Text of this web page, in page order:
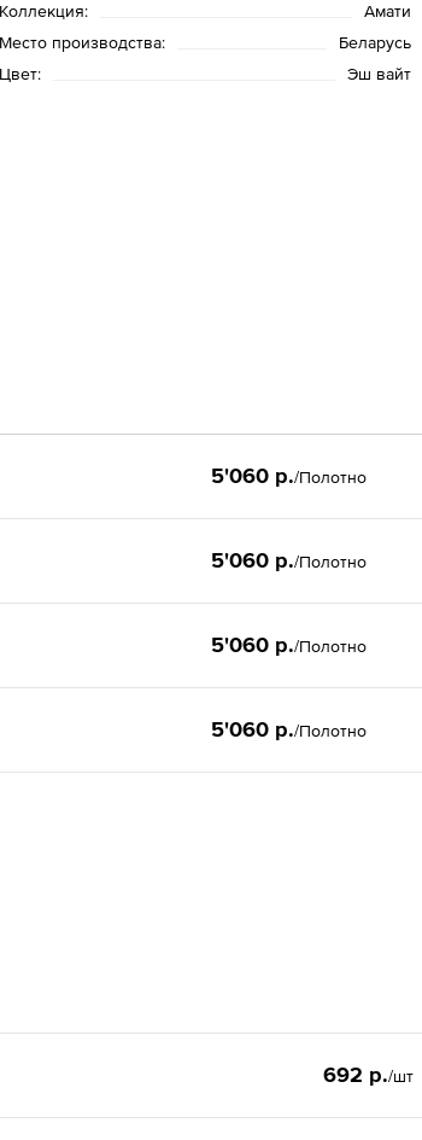
Коллекция:
Амати
Место производства:
Беларусь
Цвет:
Эш вайт
5'060 р./Полотно
5'060 р./Полотно
5'060 р./Полотно
5'060 р./Полотно
692 р./шт